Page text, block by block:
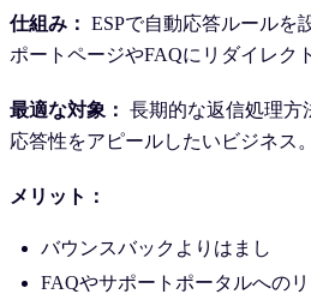
仕組み： ESPで自動応答ルールを
ポートページやFAQにリダイレク
最適な対象： 長期的な返信処理方
応答性をアピールしたいビジネス。
メリット：
バウンスバックよりはまし
FAQやサポートポータルへの